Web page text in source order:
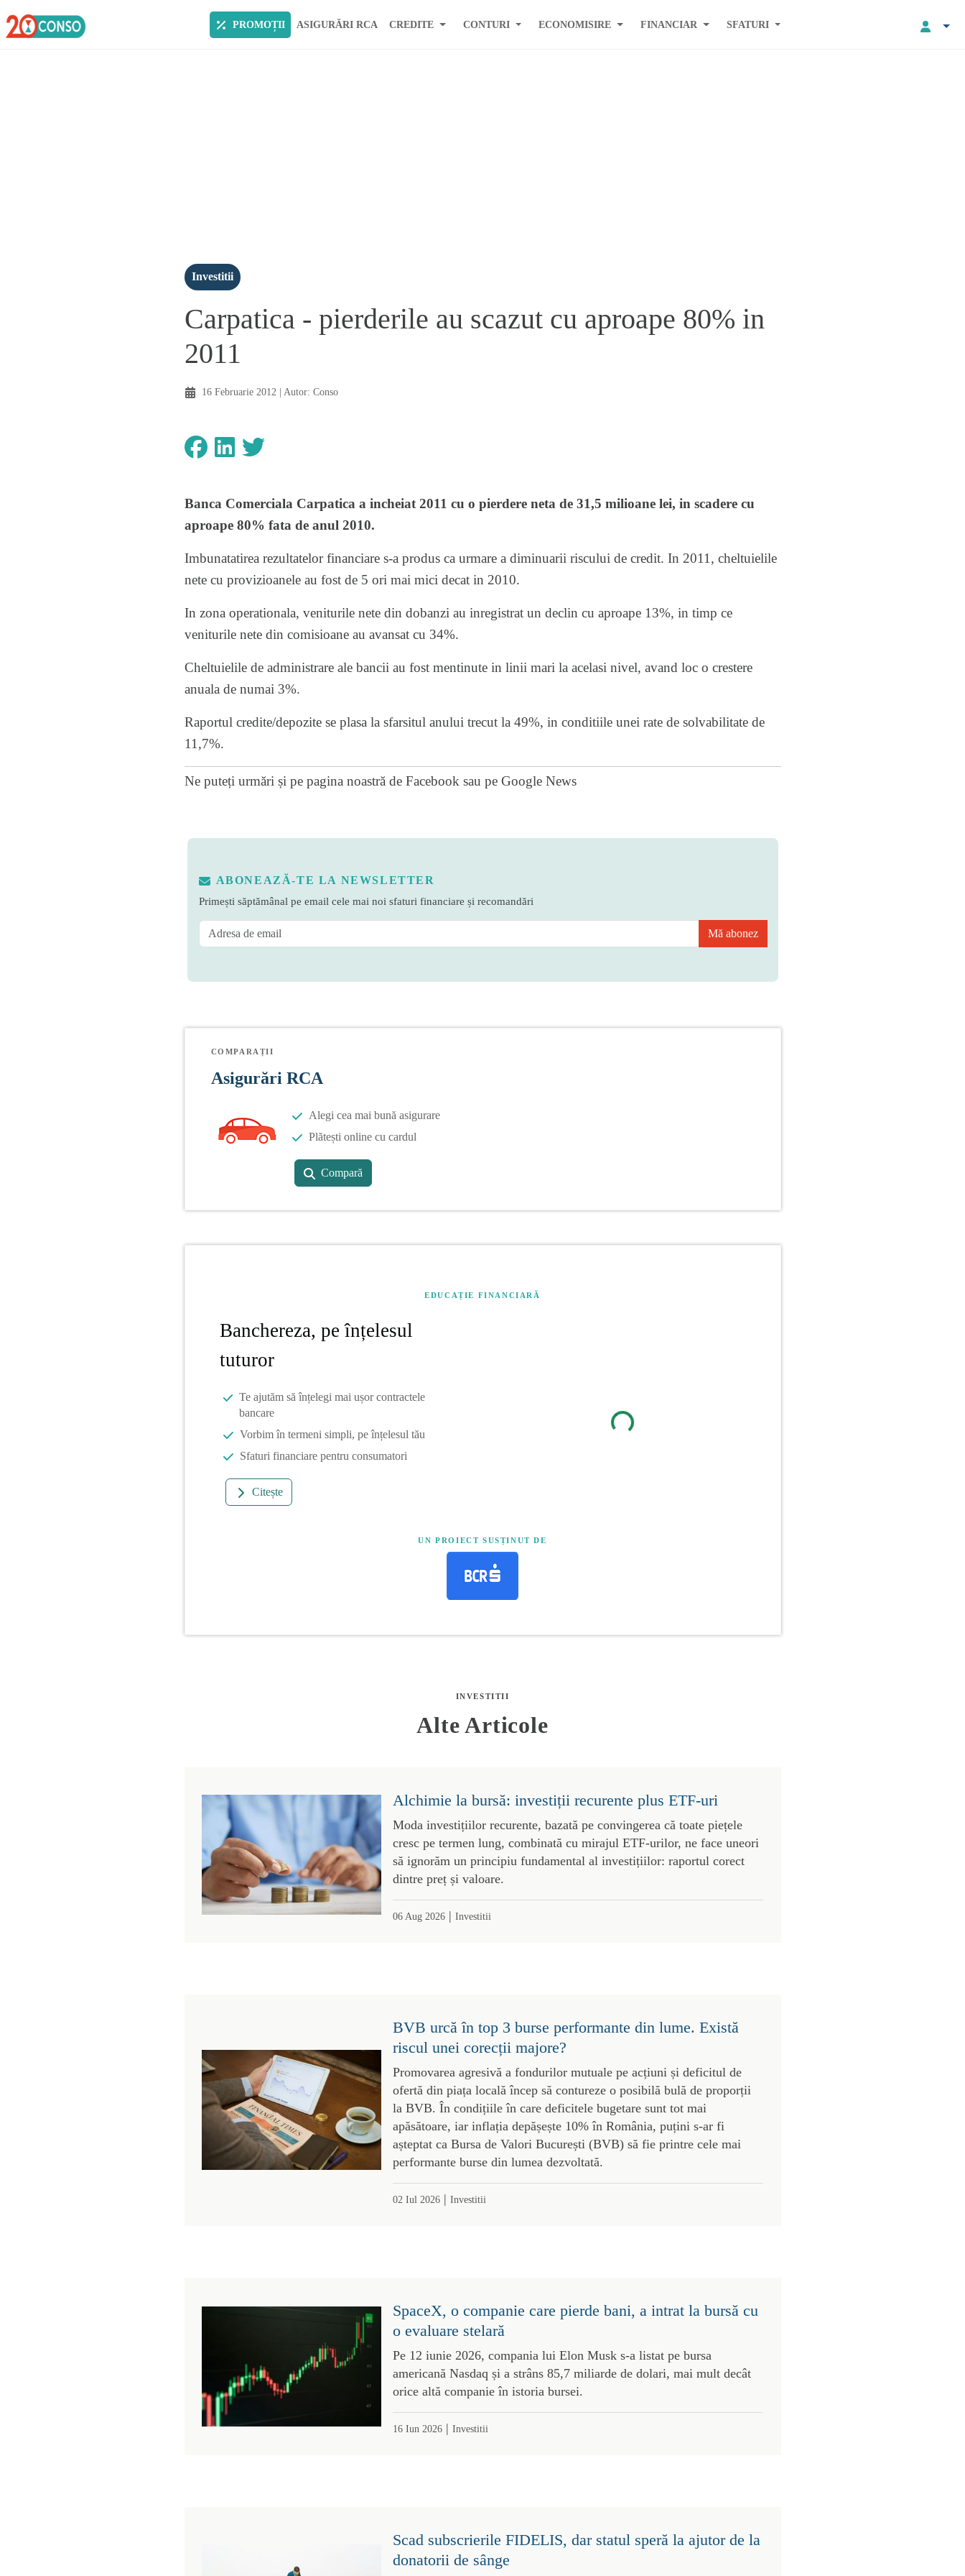
PROMOȚII ASIGURĂRI RCA CREDITE CONTURI ECONOMISIRE FINANCIAR SFATURI
Investitii
Carpatica - pierderile au scazut cu aproape 80% in
2011
16 Februarie 2012 | Autor: Conso
Banca Comerciala Carpatica a incheiat 2011 cu o pierdere neta de 31,5 milioane lei, in scadere cu
aproape 80% fata de anul 2010.
Imbunatatirea rezultatelor financiare s-a produs ca urmare a diminuarii riscului de credit. In 2011, cheltuielile
nete cu provizioanele au fost de 5 ori mai mici decat in 2010.
In zona operationala, veniturile nete din dobanzi au inregistrat un declin cu aproape 13%, in timp ce
veniturile nete din comisioane au avansat cu 34%.
Cheltuielile de administrare ale bancii au fost mentinute in linii mari la acelasi nivel, avand loc o crestere
anuala de numai 3%.
Raportul credite/depozite se plasa la sfarsitul anului trecut la 49%, in conditiile unei rate de solvabilitate de
11,7%.
Ne puteți urmări și pe pagina noastră de Facebook sau pe Google News
ABONEAZĂ-TE LA NEWSLETTER
Primești săptămânal pe email cele mai noi sfaturi financiare și recomandări
Mă abonez
COMPARAȚII
Asigurări RCA
Alegi cea mai bună asigurare
Plătești online cu cardul
Compară
EDUCAȚIE FINANCIARĂ
Banchereza, pe înțelesul
tuturor
Te ajutăm să înțelegi mai ușor contractele
bancare
Vorbim în termeni simpli, pe înțelesul tău
Sfaturi financiare pentru consumatori
Citește
UN PROIECT SUSȚINUT DE
INVESTITII
Alte Articole
Alchimie la bursă: investiții recurente plus ETF-uri
Moda investițiilor recurente, bazată pe convingerea că toate piețele
cresc pe termen lung, combinată cu mirajul ETF-urilor, ne face uneori
să ignorăm un principiu fundamental al investițiilor: raportul corect
dintre preț și valoare.
06 Aug 2026| Investitii
BVB urcă în top 3 burse performante din lume. Există
riscul unei corecții majore?
Promovarea agresivă a fondurilor mutuale pe acțiuni și deficitul de
ofertă din piața locală încep să contureze o posibilă bulă de proporții
la BVB. În condițiile în care deficitele bugetare sunt tot mai
apăsătoare, iar inflația depășește 10% în România, puțini s-ar fi
așteptat ca Bursa de Valori București (BVB) să fie printre cele mai
performante burse din lumea dezvoltată.
02 Iul 2026| Investitii
SpaceX, o companie care pierde bani, a intrat la bursă cu
o evaluare stelară
Pe 12 iunie 2026, compania lui Elon Musk s-a listat pe bursa
americană Nasdaq și a strâns 85,7 miliarde de dolari, mai mult decât
orice altă companie în istoria bursei.
16 Iun 2026| Investitii
Scad subscrierile FIDELIS, dar statul speră la ajutor de la
donatorii de sânge